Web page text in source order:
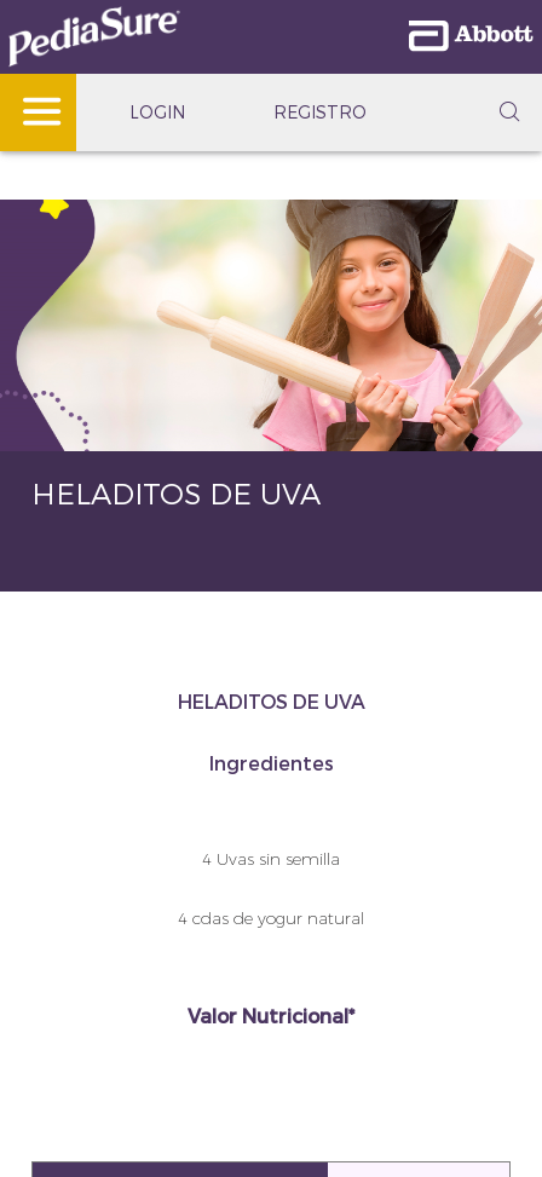
REGISTRO
LOGIN
HELADITOS DE UVA
HELADITOS DE UVA
Ingredientes
4 Uvas sin semilla
4 cdas de yogur natural
Valor Nutricional*